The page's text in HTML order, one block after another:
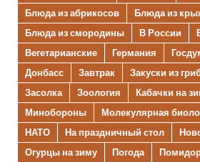
Блюда из абрикосов
Блюда из
Блюда из смородины
В России
Вегетарианские
Германия
Донбасс
Завтрак
Закуски из
Засолка
Зоология Кабачки на
Минобороны
Молекулярная
НАТО
На праздничный стол
Огурцы на зиму
Погода